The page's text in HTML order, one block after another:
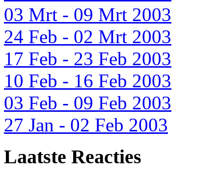
03 Mrt - 09 Mrt 2003
24 Feb - 02 Mrt 2003
17 Feb - 23 Feb 2003
10 Feb - 16 Feb 2003
03 Feb - 09 Feb 2003
27 Jan - 02 Feb 2003
Laatste Reacties